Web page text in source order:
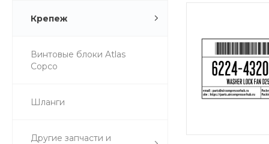
Крепеж
Винтовые блоки Atlas
Copco
Шланги
Другие запчасти и